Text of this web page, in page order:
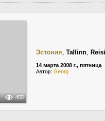
455
Эстония, Tallinn,
14 марта 2008 г., пятница
Автор: Georg